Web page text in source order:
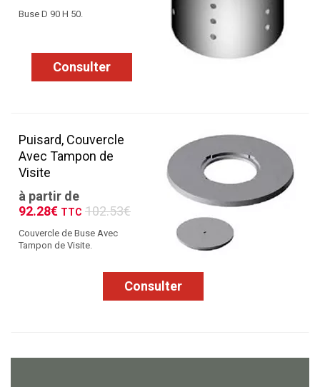
Buse D 90 H 50.
Consulter
Puisard, Couvercle
Avec Tampon de
Visite
à partir de
92.28€ TTC 102.53€
Couvercle de Buse Avec
Tampon de Visite.
Consulter